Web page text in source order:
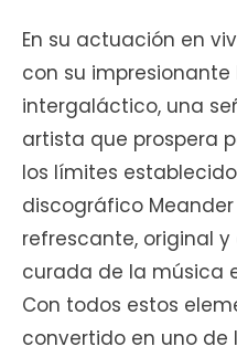
En su actuación en
con su
intergaláctico, una
artista que prospera
los límites
discográfico
refrescante, original
curada de la música
Con todos estos
convertido en uno de